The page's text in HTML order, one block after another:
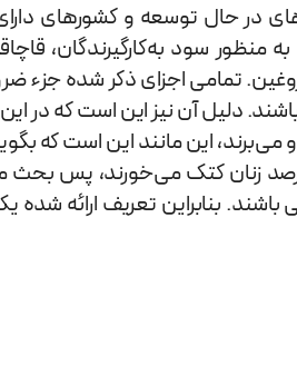
در حال توسعه و کشورهای
سود به‌کارگیرندگان،
تمامی اجزای ذکر شده جزء
باشند. دلیل آن نیز این است که
و می‌برند، این مانند این است
نیز کتک می‌خورند. ولی ما معتقدیم که این گونه نیست: در بحث خشونت
بنابراین تعریف ارائه